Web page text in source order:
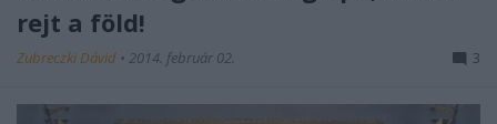
rejt a föld!
Zubreczki Dávid • 2014. február 02. 3